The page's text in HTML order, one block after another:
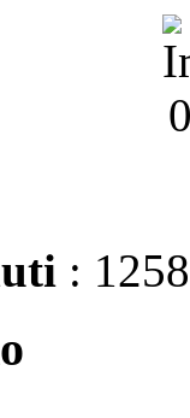
: